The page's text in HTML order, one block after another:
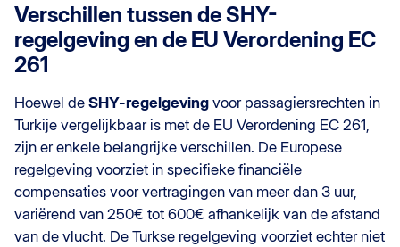
Verschillen tussen deSHY-
regelgeving en de EU Verordening EC
261
Hoewel de SHY-regelgeving voor passagiersrechten in
Turkije vergelijkbaar is met de EU Verordening EC 261,
zijn er enkele belangrijke verschillen. De Europese
regelgeving voorziet in specifieke financiële
compensaties voor vertragingen van meer dan 3 uur,
variërend van 250€ tot 600€ afhankelijk van de afstand
van de vlucht. De Turkse regelgeving voorziet echter niet